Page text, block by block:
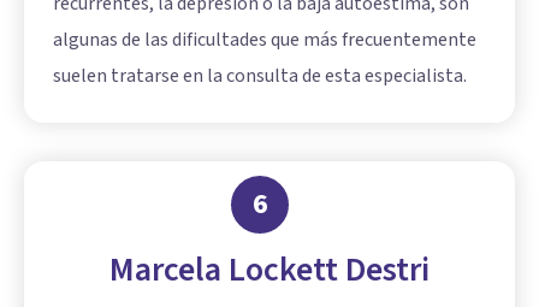
algunas de las dificultades que más frecuentemente
suelen tratarse en la consulta de esta especialista.
6
Marcela Lockett Destri